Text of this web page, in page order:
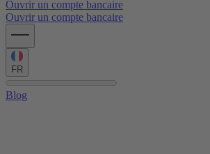
Ouvrir un compte bancaire
Ouvrir un compte bancaire
FR
Blog